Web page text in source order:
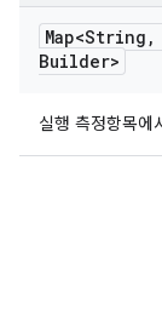
Map<String ,
Builder>
실행 측정항목에